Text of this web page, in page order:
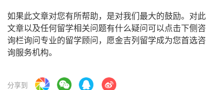
如果此文章对您有所帮助，是对我们最大的鼓励。对此
文章以及任何留学相关问题有什么疑问可以点击下侧咨
询栏询问专业的留学顾问，愿金吉列留学成为您首选咨
询服务机构。
分享到